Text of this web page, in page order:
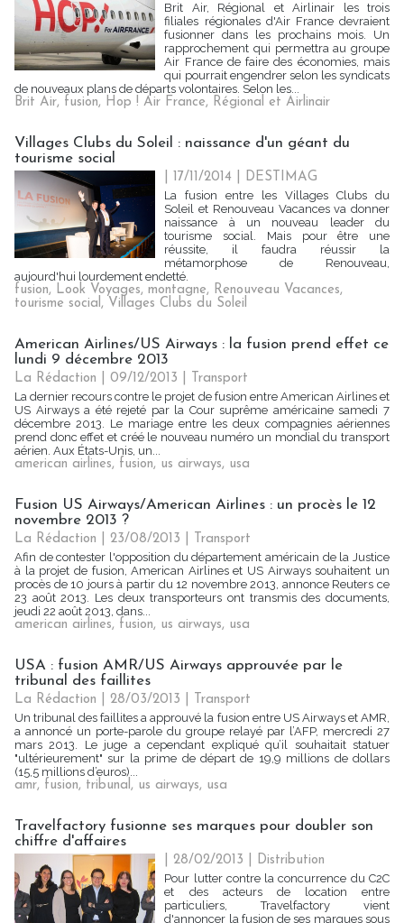
Brit Air, Régional et Airlinair les trois
filiales régionales d'Air France devraient
fusionner dans les prochains mois. Un
rapprochement qui permettra au groupe
Air France de faire des économies, mais
qui pourrait engendrer selon les syndicats
de nouveaux plans de départs volontaires. Selon les...
Brit Air, fusion, Hop ! Air France, Régional et Airlinair
Villages Clubs du Soleil : naissance d'un géant du
tourisme social
| 17/11/2014
DESTIMAG
La fusion entre les Villages Clubs du
Soleil et Renouveau Vacances va donner
naissance à un nouveau leader du
tourisme social. Mais pour être une
réussite, il faudra réussir la
métamorphose de Renouveau,
aujourd'hui lourdement endetté.
fusion, Look Voyages, montagne, Renouveau Vacances,
tourisme social, Villages Clubs du Soleil
American Airlines/US Airways : la fusion prend effet ce
lundi 9 décembre 2013
La Rédaction | 09/12/2013
Transport
La dernier recours contre le projet de fusion entre American Airlines et
US Airways a été rejeté par la Cour suprême américaine samedi 7
décembre 2013. Le mariage entre les deux compagnies aériennes
prend donc effet et créé le nouveau numéro un mondial du transport
aérien. Aux États-Unis, un...
american airlines, fusion, us airways, usa
Fusion US Airways/American Airlines : un procès le 12
novembre 2013 ?
La Rédaction | 23/08/2013
Transport
Afin de contester l'opposition du département américain de la Justice
à la projet de fusion, American Airlines et US Airways souhaitent un
procès de 10 jours à partir du 12 novembre 2013, annonce Reuters ce
23 août 2013. Les deux transporteurs ont transmis des documents,
jeudi 22 août 2013, dans...
american airlines, fusion, us airways, usa
USA : fusion AMR/US Airways approuvée par le
tribunal des faillites
La Rédaction | 28/03/2013
Transport
Un tribunal des faillites a approuvé la fusion entre US Airways et AMR,
a annoncé un porte-parole du groupe relayé par l’AFP, mercredi 27
mars 2013. Le juge a cependant expliqué qu’il souhaitait statuer
"ultérieurement" sur la prime de départ de 19,9 millions de dollars
(15,5 millions d’euros)...
amr, fusion, tribunal, us airways, usa
Travelfactory fusionne ses marques pour doubler son
chiffre d'affaires
| 28/02/2013
Distribution
Pour lutter contre la concurrence du C2C
et des acteurs de location entre
particuliers, Travelfactory vient
d'annoncer la fusion de ses marques sous